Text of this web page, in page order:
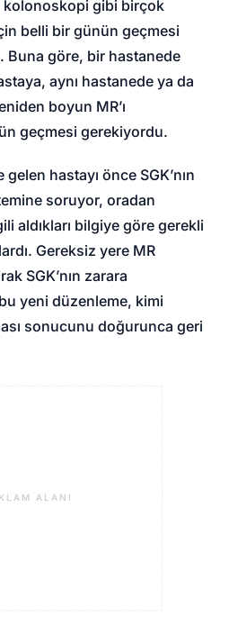
gibi birçok
belli bir günün geçmesi
Buna göre, bir hastanede
aynı hastanede ya da
boyun MR’ı
geçmesi gerekiyordu.
hastayı önce SGK’nın
soruyor, oradan
aldıkları bilgiye göre gerekli
Gereksiz yere MR
SGK’nın zarara
yeni düzenleme, kimi
sonucunu doğurunca geri
ALANI